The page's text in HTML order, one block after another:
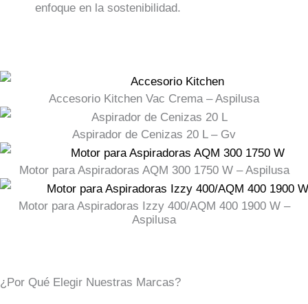
enfoque en la sostenibilidad.
Accesorio Kitchen Vac Crema – Aspilusa
Aspirador de Cenizas 20 L – Gv
Motor para Aspiradoras AQM 300 1750 W – Aspilusa
Motor para Aspiradoras Izzy 400/AQM 400 1900 W –
Aspilusa
¿Por Qué Elegir Nuestras Marcas?